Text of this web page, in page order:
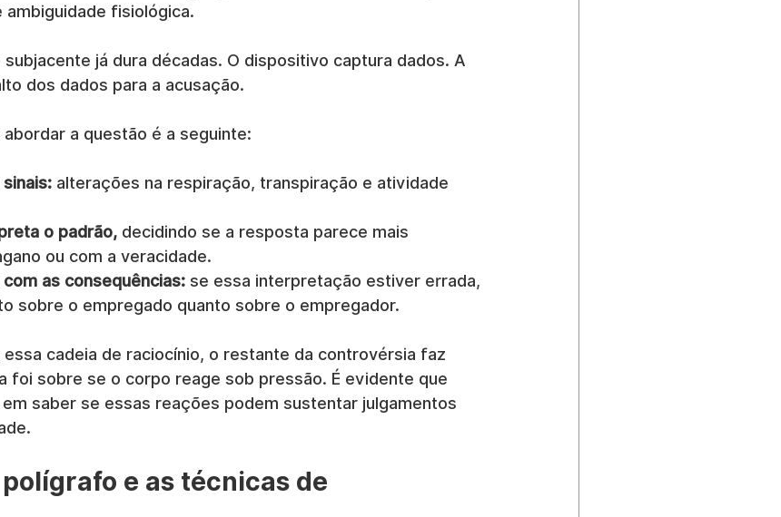
ambiguidade fisiológica.
já dura décadas. O dispositivo captura dados. A
dos dados para a acusação.
a questão é a seguinte:
alterações na respiração, transpiração e atividade
o padrão, decidindo se a resposta parece mais
ou com a veracidade.
as consequências: se essa interpretação estiver errada,
sobre o empregado quanto sobre o empregador.
cadeia de raciocínio, o restante da controvérsia faz
foi sobre se o corpo reage sob pressão. É evidente que
saber se essas reações podem sustentar julgamentos
e as técnicas de